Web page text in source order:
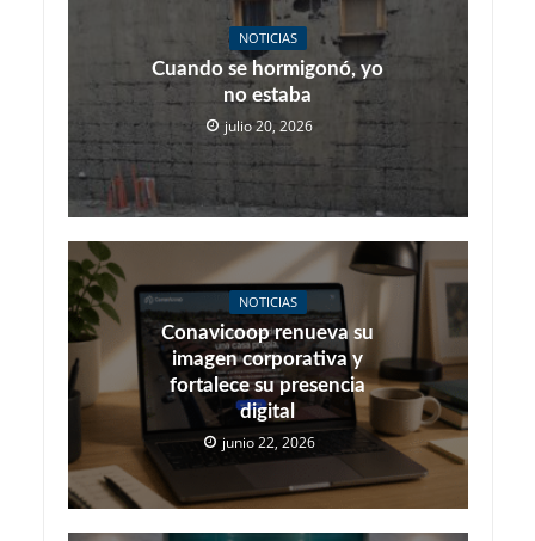
NOTICIAS
Cuando se hormigonó, yo
no estaba
julio 20, 2026
NOTICIAS
Conavicoop renueva su
imagen corporativa y
fortalece su presencia
digital
junio 22, 2026